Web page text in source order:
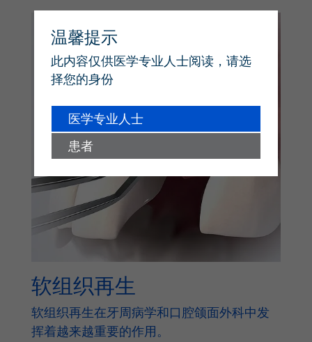
软组织再生
软组织再生在牙周病学和口腔颌面外科中发
挥着越来越重要的作用。
温馨提示
此内容仅供医学专业人士阅读，请选
择您的身份
医学专业人士
患者